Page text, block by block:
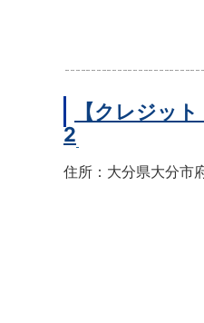
【クレジッ
2
住所：大分県大分市